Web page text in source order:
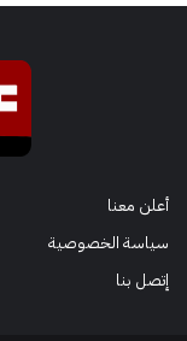
أعلن معنا
سياسة الخصوصية
إتصل بنا